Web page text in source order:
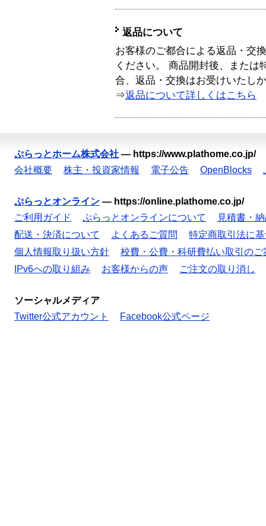
返品について
お客様のご都合による返品・交
ください。 商品開封後、または
合、返品・交換はお受けいたし
⇒返品について詳しくはこちら
ぷらっとホーム株式会社 — https://www.plathome.co.jp/
会社概要
株主・投資家情報 電子公告 OpenBlocks
ぷらっとオンライン — https://online.plathome.co.jp/
ご利用ガイド
ぷらっとオンラインについて
見積書・
配送・決済について
よくあるご質問
特定商取引法に
個人情報取り扱い方針
校費・公費・科研費払い取引のご
IPv6への取り組み
お客様からの声 ご注文の取り消し
ソーシャルメディア
Twitter公式アカウント
Facebook公式ページ